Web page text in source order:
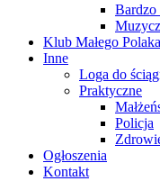
Bardzo
Klub Małego Polaka
Inne
Loga do
Praktyczne
Policja
Ogłoszenia
Kontakt